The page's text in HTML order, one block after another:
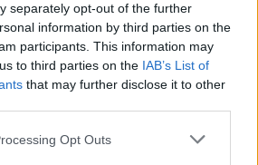
separately opt-out of the further
information by third parties on the
participants. This information may
to third parties on the IAB’s List of
that may further disclose it to other
app uses one or more Google
Opt Outs